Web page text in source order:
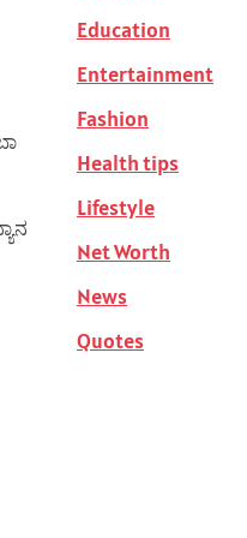
Education
Entertainment
Fashion
Health tips
Lifestyle
Net Worth
News
Quotes